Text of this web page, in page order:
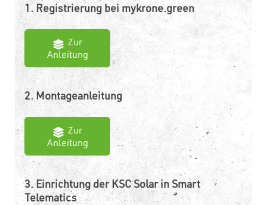
1. Registrierung bei mykrone.green
Zur
Anleitung
2. Montageanleitung
Zur
Anleitung
3. Einrichtung der KSC Solar in Smart
Telematics